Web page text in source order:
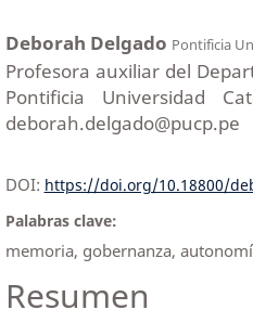
Deborah Delgado Pontificia
Profesora auxiliar del
Pontificia Universidad
deborah.delgado@pucp.pe
DOI: https://doi.org/10.18800/
Palabras clave:
memoria, gobernanza,
Resumen